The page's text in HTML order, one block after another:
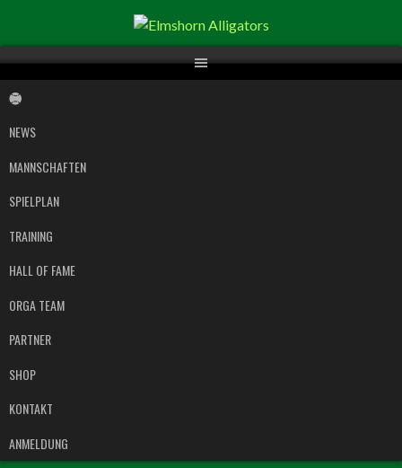
Inhalt
NEWS
MANNSCHAFTEN
SPIELPLAN
TRAINING
HALL OF FAME
ORGA TEAM
PARTNER
SHOP
KONTAKT
ANMELDUNG